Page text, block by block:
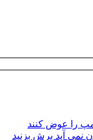
را عوض کنند
نمی آید برش بزنید